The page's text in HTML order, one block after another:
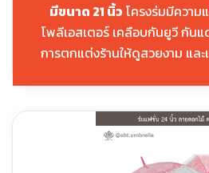
มีขนาด 21 นิ้ว โครงร่มมีควา
โพลีเอสเตอร์ เคลือบกันยูวี กัน
การตกแต่งร้านให้ดูสวยงาม แล